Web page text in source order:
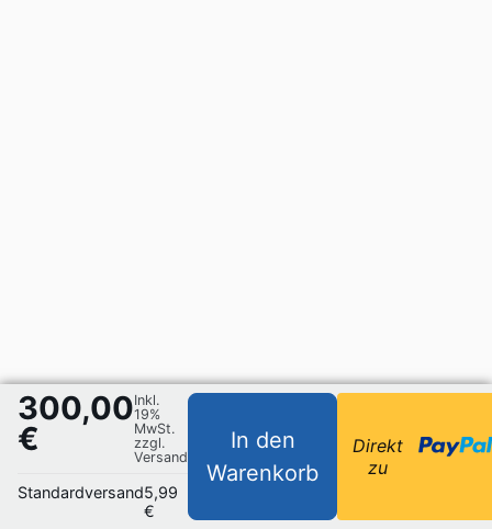
300,00
€
Inkl.
19%
MwSt.
zzgl.
Versand
Standardversand5,99
€
In den
Warenkorb
Direkt
zu